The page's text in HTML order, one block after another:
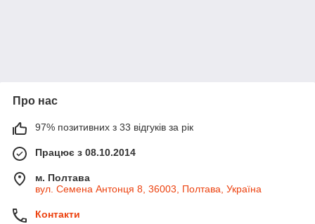
Про нас
97% позитивних з 33 відгуків за рік
Працює з 08.10.2014
м. Полтава
вул. Семена Антонця 8, 36003, Полтава, Україна
Контакти